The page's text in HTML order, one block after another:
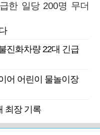
한 일당 200명 무더
진화차량 22대 긴급
어 어린이 물놀이장
최장 기록